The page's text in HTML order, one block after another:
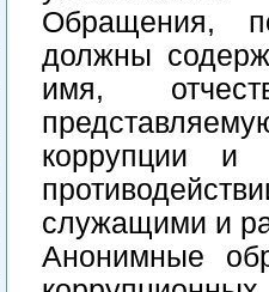
Обращения,
должны
имя,
коррупции и
служащими и
Анонимные